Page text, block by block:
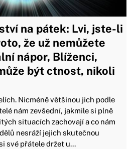
na pátek: Lvi, jste-li
že už nemůžete
nápor, Blíženci,
být ctnost, nikoli
Nicméně většinou jich podle
nám zevšední, jakmile si plně
situacích zachovají a co nám
nesráží jejich skutečnou
své přátele držet u...